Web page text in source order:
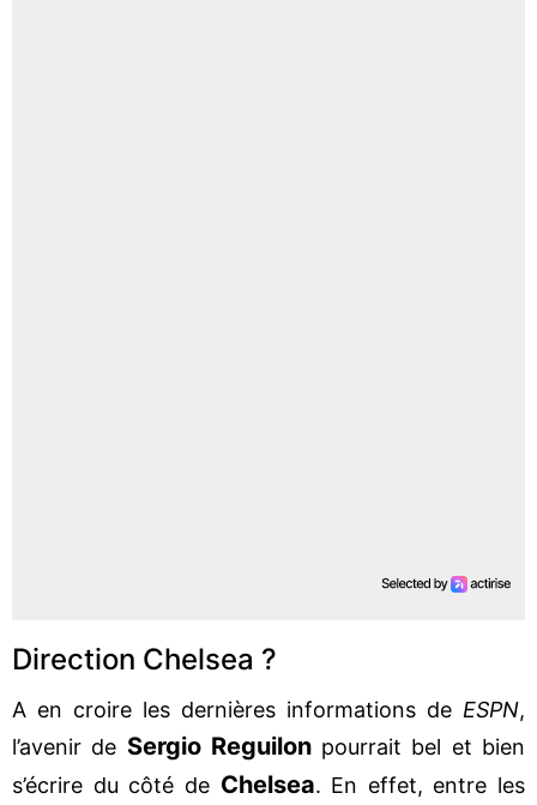
Direction Chelsea ?
A en croire les dernières informations de ESPN,
l’avenir de Sergio Reguilonpourrait bel et bien
s’écrire du côté de Chelsea. En effet, entre les